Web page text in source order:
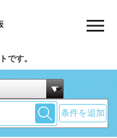
です。
条件を追加